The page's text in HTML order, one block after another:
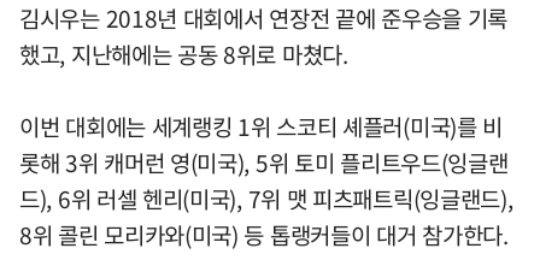
김시우는 2018년 대회에서 연장전 끝에 준우승을 기록
했고, 지난해에는 공동 8위로 마쳤다.
이번 대회에는 세계랭킹 1위 스코티 셰플러(미국)를 비
롯해 3위 캐머런 영(미국), 5위 토미 플리트우드(잉글랜
드), 6위 러셀 헨리(미국), 7위 맷 피츠패트릭(잉글랜드),
8위 콜린 모리카와(미국) 등 톱랭커들이 대거 참가한다.